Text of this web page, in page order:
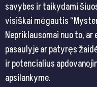
savybes ir taikydami
visiškai mėgautis
Nepriklausomai nuo to,
pasaulyje ar patyręs
ir potencialius
apsilankyme.